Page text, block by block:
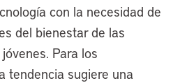
con la necesidad de
del bienestar de las
Para los
tendencia sugiere una